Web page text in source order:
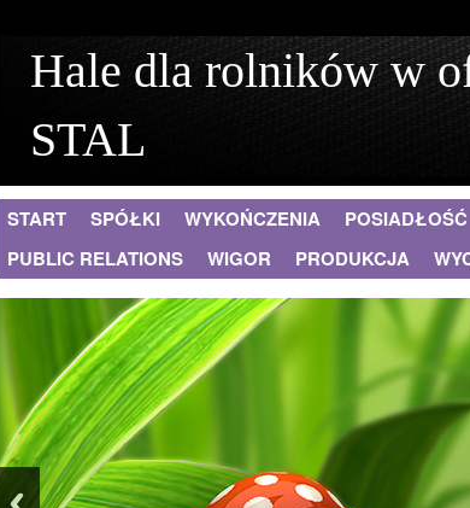
Hale dla rolników w
STAL
START SPÓŁKI WYKOŃCZENIA POSIADŁOŚĆ
PUBLIC RELATIONS
WIGOR PRODUKCJA